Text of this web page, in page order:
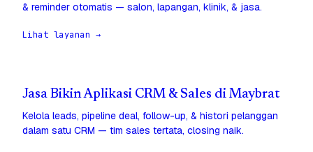
& reminder otomatis — salon, lapangan, klinik, & jasa.
Lihat layanan →
Jasa Bikin Aplikasi CRM & Sales di Maybrat
Kelola leads, pipeline deal, follow-up, & histori pelanggan
dalam satu CRM — tim sales tertata, closing naik.